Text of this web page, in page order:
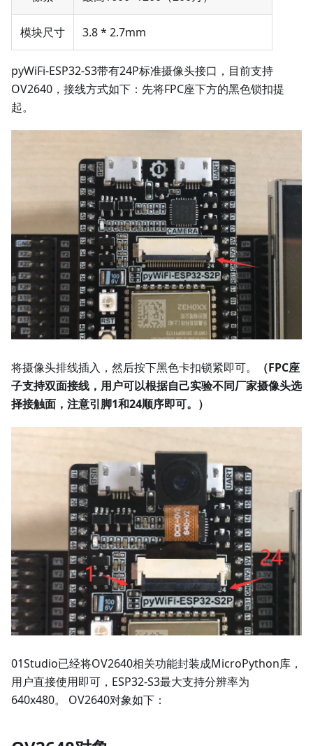
模块尺寸 3.8 * 2.7mm
pyWiFi-ESP32-S3带有24P标准摄像头接口，目前支持
OV2640，接线方式如下：先将FPC座下方的黑色锁扣提
起。
将摄像头排线插入，然后按下黑色卡扣锁紧即可。
（FPC座
子支持双面接线，用户可以根据自己实验不同厂家摄像头选
择接触面，注意引脚1和24顺序即可。）
01Studio已经将OV2640相关功能封装成MicroPython库，
用户直接使用即可，ESP32-S3最大支持分辨率为
640x480。 OV2640对象如下：